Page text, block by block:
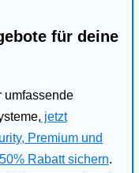
für deine
umfassende
jetzt
Premium und
Rabatt sichern.